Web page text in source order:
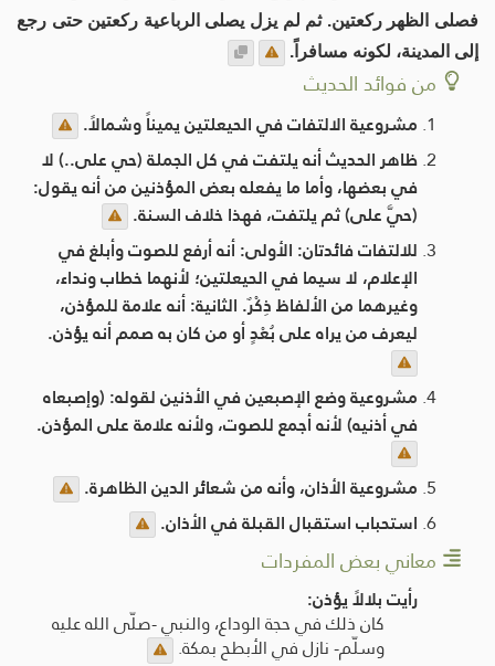
فصلى الظهر ركعتين. ثم لم يزل يصلى الرباعية ركعتين حتى رجع
إلى المدينة، لكونه مسافراً.
من فوائد الحديث
مشروعية الالتفات في الحيعلتين يميناً وشمالاً.
ظاهر الحديث أنه يلتفت في كل الجملة (حي على..) لا
في بعضها، وأما ما يفعله بعض المؤذنين من أنه يقول:
(حيَّ على) ثم يلتفت، فهذا خلاف السنة.
للالتفات فائدتان: الأولى: أنه أرفع للصوت وأبلغ في
الإعلام، لا سيما في الحيعلتين؛ لأنهما خطاب ونداء،
وغيرهما من الألفاظ ذِكْرٌ. الثانية: أنه علامة للمؤذن،
ليعرف من يراه على بُعْدٍ أو من كان به صمم أنه يؤذن.
مشروعية وضع الإصبعين في الأذنين لقوله: (وإصبعاه
في أذنيه) لأنه أجمع للصوت، ولأنه علامة على المؤذن.
مشروعية الأذان، وأنه من شعائر الدين الظاهرة.
استحباب استقبال القبلة في الأذان.
معاني بعض المفردات
رأيت بلالاً يؤذن:
كان ذلك في حجة الوداع، والنبي -صلّى الله عليه
وسلّم- نازل في الأبطح بمكة.